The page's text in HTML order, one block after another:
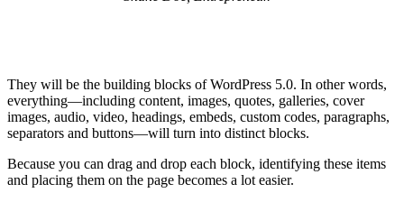
They will be the building blocks of WordPress 5.0. In other words,
everything—including content, images, quotes, galleries, cover
images, audio, video, headings, embeds, custom codes, paragraphs,
separators and buttons—will turn into distinct blocks.
Because you can drag and drop each block, identifying these items
and placing them on the page becomes a lot easier.